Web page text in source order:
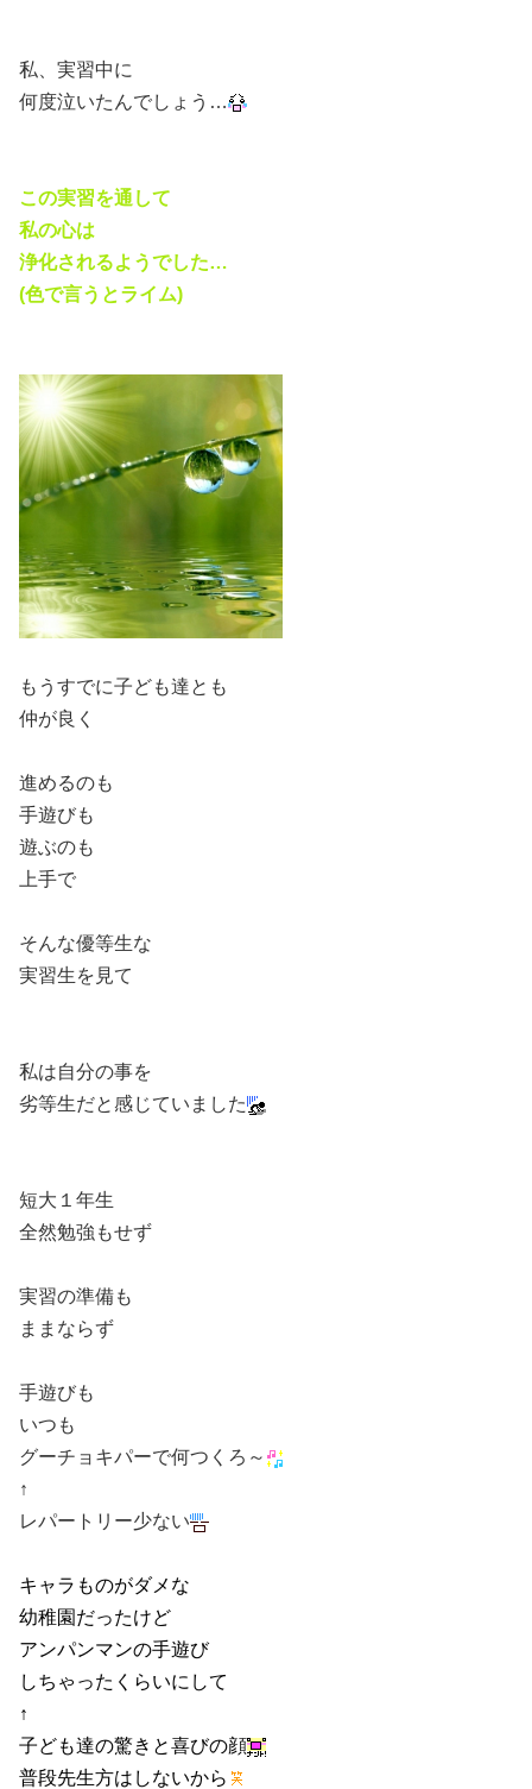
私、実習中に
何度泣いたんでしょう…
この実習を通して
私の心は
浄化されるようでした…
(色で言うとライム)
もうすでに子ども達とも
仲が良く
進めるのも
手遊びも
遊ぶのも
上手で
そんな優等生な
実習生を見て
私は自分の事を
劣等生だと感じていました
短大１年生
全然勉強もせず
実習の準備も
ままならず
手遊びも
いつも
グーチョキパーで何つくろ～
↑
レパートリー少ない
キャラものがダメな
幼稚園だったけど
アンパンマンの手遊び
しちゃったくらいにして
↑
子ども達の驚きと喜びの顔
普段先生方はしないから